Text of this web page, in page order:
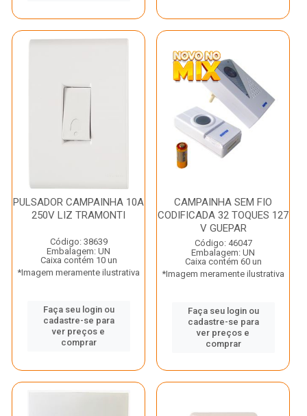
PULSADOR CAMPAINHA 10A
250V LIZ TRAMONTI
Código: 38639
Embalagem: UN
Caixa contém 10 un
*Imagem meramente ilustrativa
Faça seu login ou
cadastre-se para
ver preços e
comprar
CAMPAINHA SEM FIO
CODIFICADA 32 TOQUES 127
V GUEPAR
Código: 46047
Embalagem: UN
Caixa contém 60 un
*Imagem meramente ilustrativa
Faça seu login ou
cadastre-se para
ver preços e
comprar